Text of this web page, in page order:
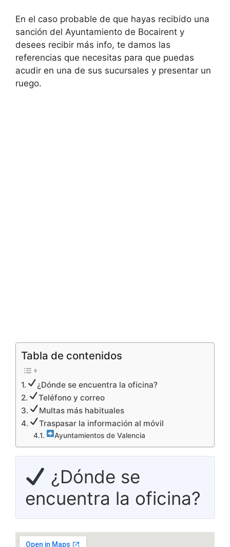
En el caso probable de que hayas recibido una
sanción del Ayuntamiento de Bocairent y
desees recibir más info, te damos las
referencias que necesitas para que puedas
acudir en una de sus sucursales y presentar un
ruego.
Tabla de contenidos
¿Dónde se encuentra la oficina?
Teléfono y correo
Multas más habituales
Traspasar la información al móvil
Ayuntamientos de Valencia
¿Dónde se
encuentra la oficina?